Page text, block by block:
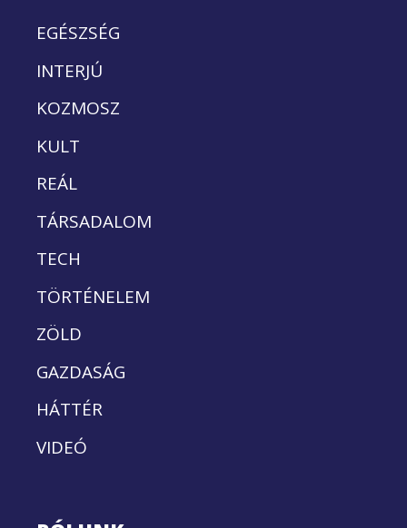
EGÉSZSÉG
INTERJÚ
KOZMOSZ
KULT
REÁL
TÁRSADALOM
TECH
TÖRTÉNELEM
ZÖLD
GAZDASÁG
HÁTTÉR
VIDEÓ